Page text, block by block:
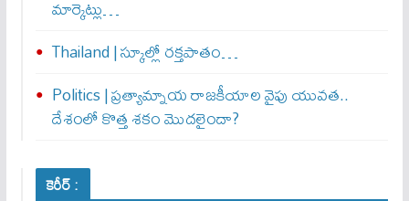
మార్కెట్లు…
Thailand | స్కూల్లో రక్తపాతం…
Politics | ప్రత్యామ్నాయ రాజకీయాల వైపు యువత..
దేశంలో కొత్త శకం మొదలైందా?
కెరీర్ :